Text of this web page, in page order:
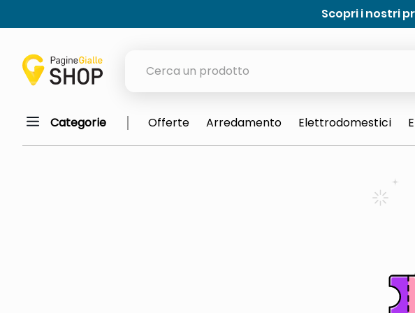
Scopri i nostri
italia independent occhiali sole 0703 thin rotondo
Categorie Offerte Arredamento Elettrodomestici